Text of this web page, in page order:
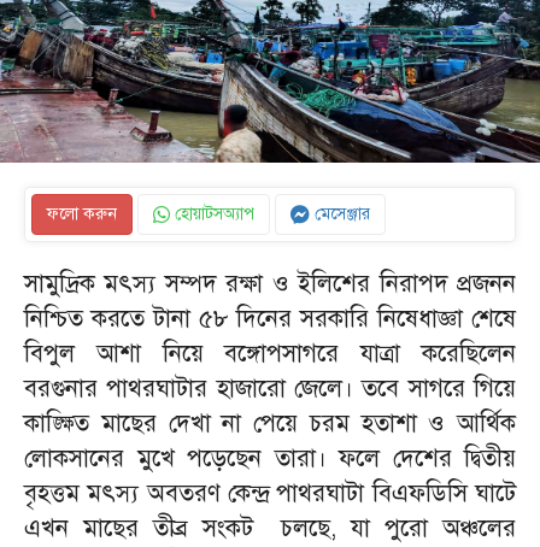
ফলো করুন হোয়াটসঅ্যাপ মেসেঞ্জার
সামুদ্রিক মৎস্য সম্পদ রক্ষা ও ইলিশের নিরাপদ প্রজনন
নিশ্চিত করতে টানা ৫৮ দিনের সরকারি নিষেধাজ্ঞা শেষে
বিপুল আশা নিয়ে বঙ্গোপসাগরে যাত্রা করেছিলেন
বরগুনার পাথরঘাটার হাজারো জেলে। তবে সাগরে গিয়ে
কাঙ্ক্ষিত মাছের দেখা না পেয়ে চরম হতাশা ও আর্থিক
লোকসানের মুখে পড়েছেন তারা। ফলে দেশের দ্বিতীয়
বৃহত্তম মৎস্য অবতরণ কেন্দ্র পাথরঘাটা বিএফডিসি ঘাটে
এখন মাছের তীব্র সংকট চলছে, যা পুরো অঞ্চলের